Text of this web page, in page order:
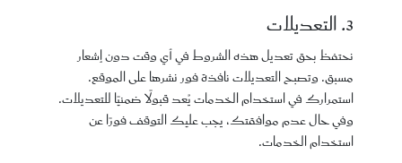
3. التعديلات
نحتفظ بحق تعديل هذه الشروط في أي وقت دون إشعار
مسبق. وتصبح التعديلات نافذة فور نشرها على الموقع.
استمرارك في استخدام الخدمات يُعد قبولًا ضمنيًا للتعديلات.
وفي حال عدم موافقتك، يجب عليك التوقف فورًا عن
استخدام الخدمات.